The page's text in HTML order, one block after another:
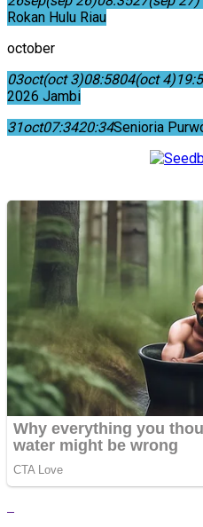
Rokan Hulu Riau
october
03oct(oct 3)08:5804(oct 4)
2026 Jambi
31oct07:3420:34Senioria